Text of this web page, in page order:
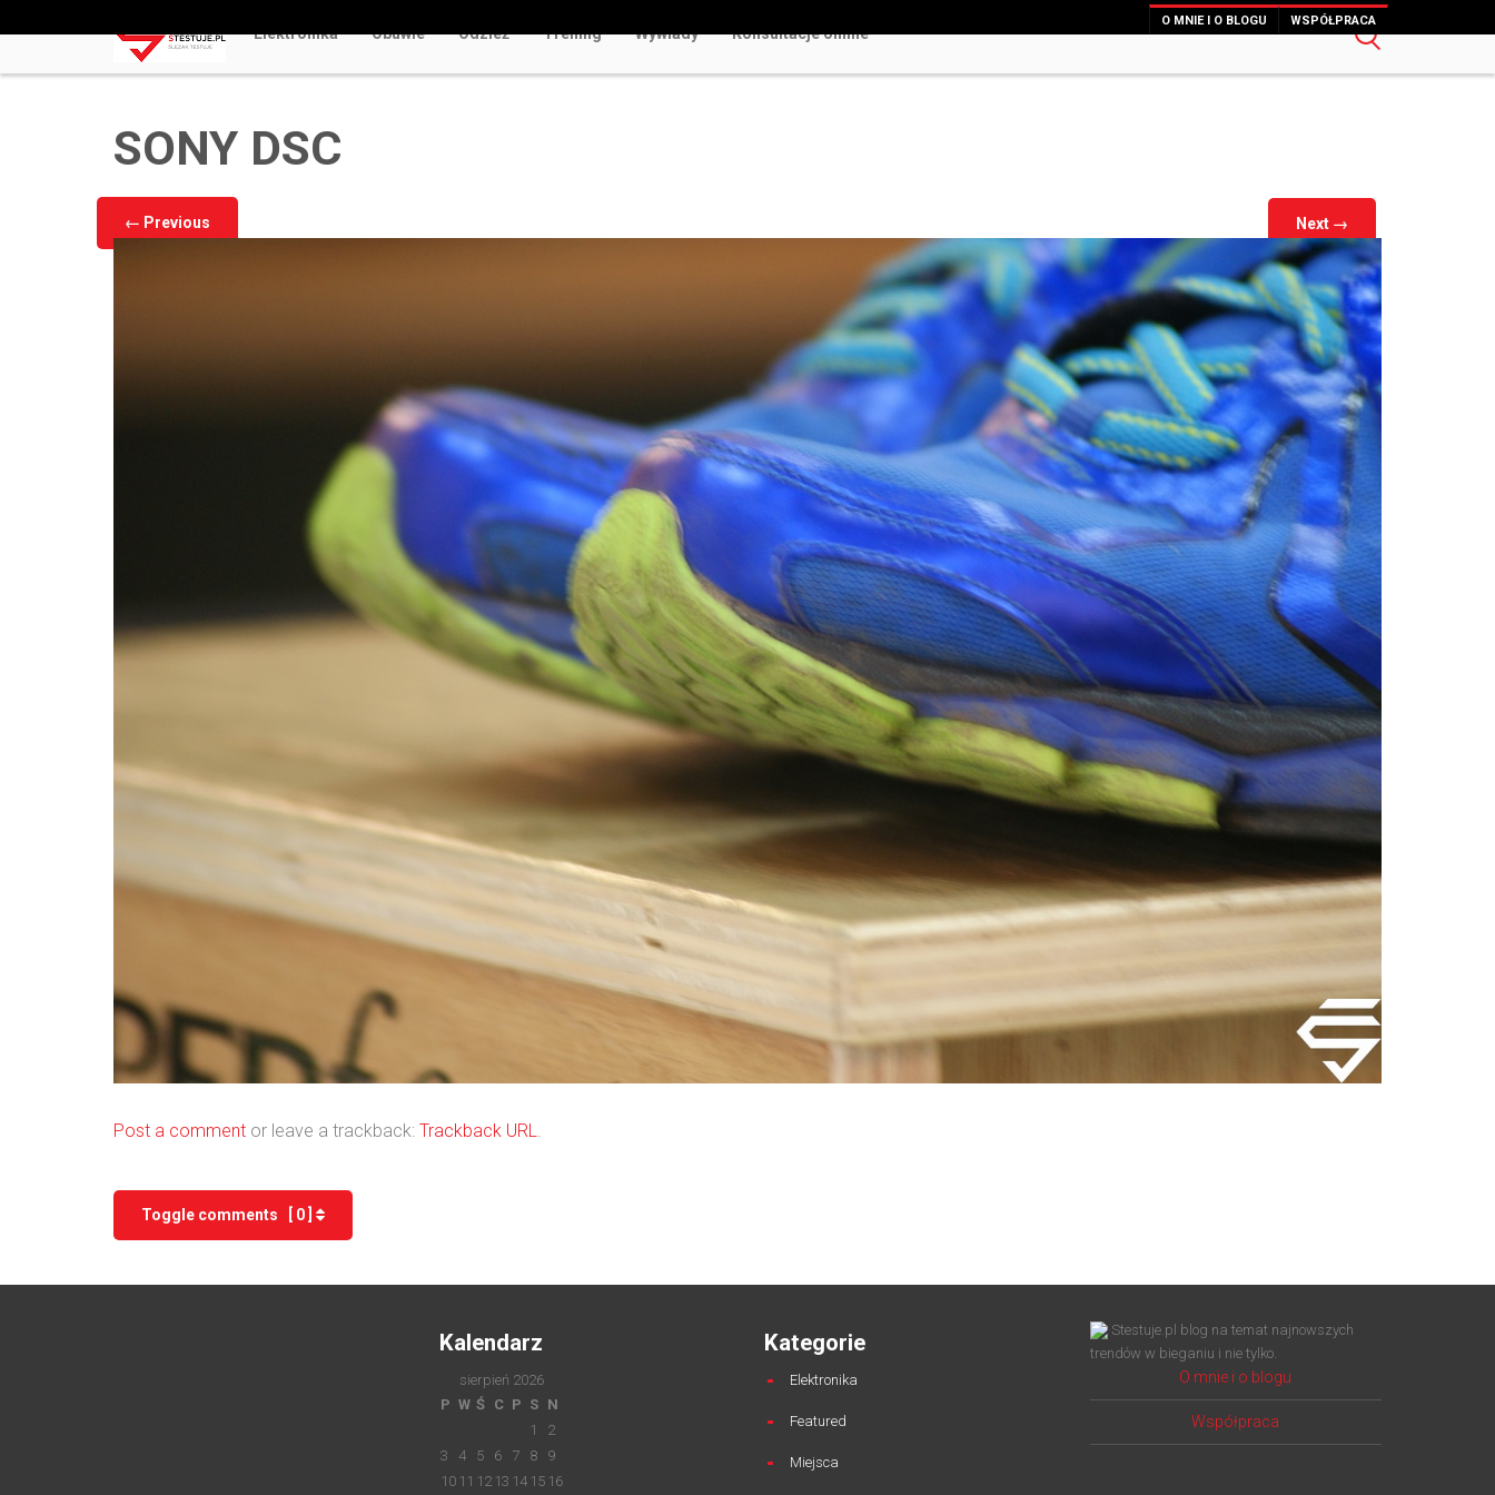
O MNIE I O BLOGU WSPÓŁPRACA
Elektronika Obuwie Odzież Trening Wywiady Konsultacje online
Odkryj Najlepsze Darmowe Gry Kasynowe Online w Polsce Rozrywka Bez Ryzyka i Rejestracji
SONY DSC
← Previous Next →
Post a comment or leave a trackback: Trackback URL
Toggle comments [ 0 ]
Kalendarz
sierpień 2026
P W Ś C P S
N
1
2
3
4 5 6 7 8
9
10 11 12 13 14 15 16
Kategorie
Elektronika
Featured
Miejsca
Stestuje.pl blog na temat najnowszych
trendów w bieganiu i nie tylko.
O mnie i o blogu
Współpraca